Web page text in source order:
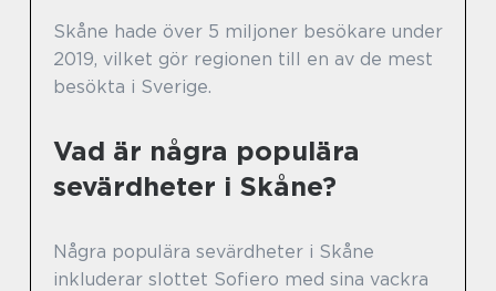
Skåne hade över 5 miljoner besökare under
2019, vilket gör regionen till en av de mest
besökta i Sverige.
Vad är några populära
sevärdheter i Skåne?
Några populära sevärdheter i Skåne
inkluderar slottet Sofiero med sina vackra